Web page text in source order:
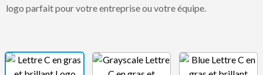
logo parfait pour votre entreprise ou votre équipe.